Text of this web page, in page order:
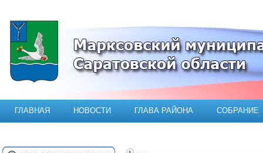
Официальный сайт Марксовского
ГЛАВНАЯ НОВОСТИ ГЛАВА РАЙОНА СОБРАНИЕ